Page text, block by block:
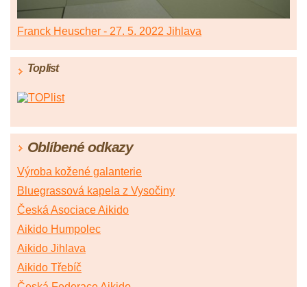
Franck Heuscher - 27. 5. 2022 Jihlava
Toplist
Oblíbené odkazy
Výroba kožené galanterie
Bluegrassová kapela z Vysočiny
Česká Asociace Aikido
Aikido Humpolec
Aikido Jihlava
Aikido Třebíč